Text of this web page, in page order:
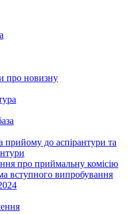
про новизну
прийому до аспірантури та
про приймальну комісію
вступного випробування